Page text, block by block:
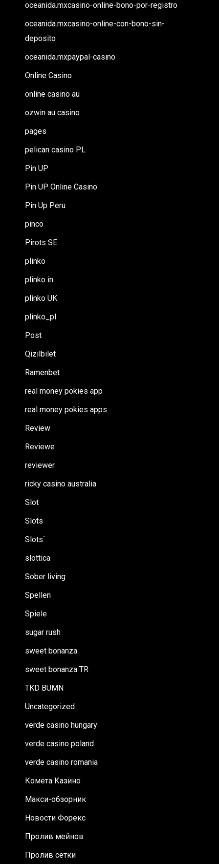
oceanida.mxcasino-online-bono-por-registro
oceanida.mxcasino-online-con-bono-sin-
deposito
oceanida.mxpaypal-casino
Online Casino
online casino au
ozwin au casino
pages
pelican casino PL
Pin UP
Pin UP Online Casino
Pin Up Peru
pinco
Pirots SE
plinko
plinko in
plinko UK
plinko_pl
Post
Qizilbilet
Ramenbet
real money pokies app
real money pokies apps
Review
Reviewe
reviewer
ricky casino australia
Slot
Slots
Slots`
slottica
Sober living
Spellen
Spiele
sugar rush
sweet bonanza
sweet bonanza TR
TKD BUMN
Uncategorized
verde casino hungary
verde casino poland
verde casino romania
Комета Казино
Макси-обзорник
Новости Форекс
Пролив мейнов
Пролив сетки